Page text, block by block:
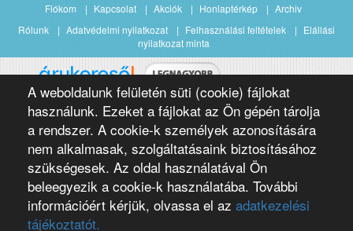
A weboldalunk felületén süti (cookie) fájlokat
használunk. Ezeket a fájlokat az Ön gépén tárolja
a rendszer. A cookie-k személyek azonosítására
nem alkalmasak, szolgáltatásaink biztosításához
szükségesek. Az oldal használatával Ön
beleegyezik a cookie-k használatába. További
információért kérjük, olvassa el az adatkezelési
tájékoztatót.
Fiókom Kapcsolat Akciók Honlaptérkép
Archiv
Rólunk
Adatvédelmi nyilatkozat Felhasználási feltételek
Elállási
nyilatkozat minta
Copyright 2016 Négypólus Kft